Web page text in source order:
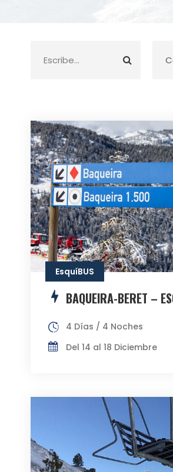
EsquíBUS
BAQUEIRA-BERET –
4 Días / 4 Noches
Del 14 al 18 Diciembre